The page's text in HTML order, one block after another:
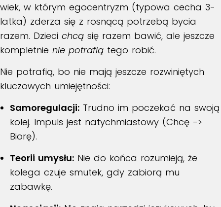
wiek, w którym egocentryzm (typowa cecha 3-
latka) zderza się z rosnącą potrzebą bycia
razem. Dzieci chcą się razem bawić, ale jeszcze
kompletnie nie potrafią tego robić.
Nie potrafią, bo nie mają jeszcze rozwiniętych
kluczowych umiejętności:
Samoregulacji: Trudno im poczekać na swoją
kolej. Impuls jest natychmiastowy (Chcę ->
Biorę).
Teorii umysłu: Nie do końca rozumieją, że
kolega czuje smutek, gdy zabiorą mu
zabawkę.